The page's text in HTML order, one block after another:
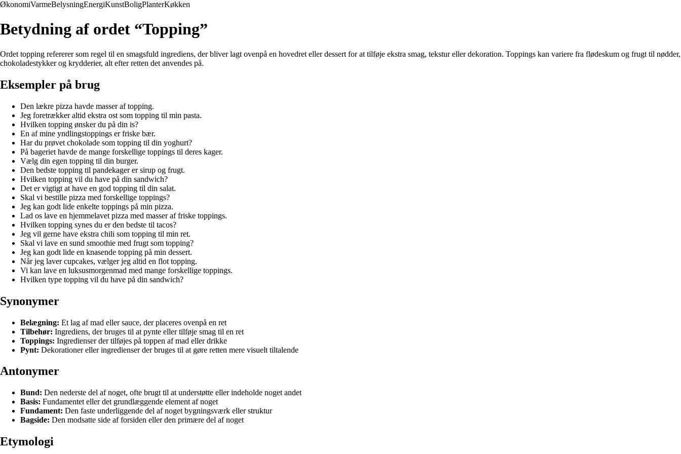
ØkonomiVarmeBelysningEnergiKunstBoligPlanterKøkken
Betydning af ordet “Topping”
Ordet topping refererer som regel til en smagsfuld ingrediens, der bliver lagt ovenpå en hovedret eller dessert for at tilføje ekstra smag, tekstur eller dekoration. Toppings kan variere fra flødeskum og frugt til nødder,
chokoladestykker og krydderier, alt efter retten det anvendes på.
Eksempler på brug
Den lækre pizza havde masser af topping.
Jeg foretrækker altid ekstra ost som topping til min pasta.
Hvilken topping ønsker du på din is?
En af mine yndlingstoppings er friske bær.
Har du prøvet chokolade som topping til din yoghurt?
På bageriet havde de mange forskellige toppings til deres kager.
Vælg din egen topping til din burger.
Den bedste topping til pandekager er sirup og frugt.
Hvilken topping vil du have på din sandwich?
Det er vigtigt at have en god topping til din salat.
Skal vi bestille pizza med forskellige toppings?
Jeg kan godt lide enkelte toppings på min pizza.
Lad os lave en hjemmelavet pizza med masser af friske toppings.
Hvilken topping synes du er den bedste til tacos?
Jeg vil gerne have ekstra chili som topping til min ret.
Skal vi lave en sund smoothie med frugt som topping?
Jeg kan godt lide en knasende topping på min dessert.
Når jeg laver cupcakes, vælger jeg altid en flot topping.
Vi kan lave en luksusmorgenmad med mange forskellige toppings.
Hvilken type topping vil du have på din sandwich?
Synonymer
Belægning: Et lag af mad eller sauce, der placeres ovenpå en ret
Tilbehør: Ingrediens, der bruges til at pynte eller tilføje smag til en ret
Toppings: Ingredienser der tilføjes på toppen af mad eller drikke
Pynt: Dekorationer eller ingredienser der bruges til at gøre retten mere visuelt tiltalende
Antonymer
Bund: Den nederste del af noget, ofte brugt til at understøtte eller indeholde noget andet
Basis: Fundamentet eller det grundlæggende element af noget
Fundament: Den faste underliggende del af noget bygningsværk eller struktur
Bagside: Den modsatte side af forsiden eller den primære del af noget
Etymologi